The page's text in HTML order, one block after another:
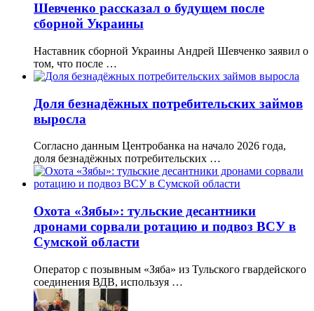
Шевченко рассказал о будущем после
сборной Украины
Наставник сборной Украины Андрей Шевченко заявил о
том, что после …
Доля безнадёжных потребительских займов
выросла
Согласно данным Центробанка на начало 2026 года,
доля безнадёжных потребительских …
Охота «Зябы»: тульские десантники
дронами сорвали ротацию и подвоз ВСУ в
Сумской области
Оператор с позывным «Зяба» из Тульского гвардейского
соединения ВДВ, используя …